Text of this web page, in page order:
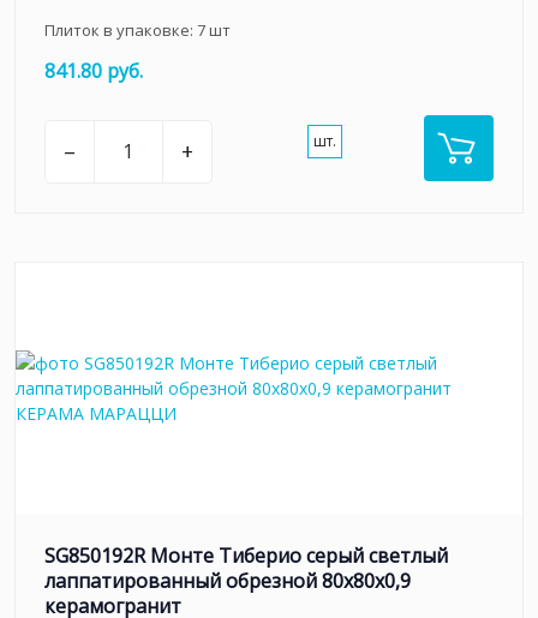
Плиток в упаковке: 7шт
841.80 руб.
– + шт.
SG850192R Монте Тиберио серый светлый
лаппатированный обрезной 80x80x0,9
керамогранит